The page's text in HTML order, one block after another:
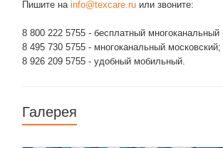
Пишите на info@texcare.ru или звоните:
8 800 222 5755 - бесплатный
8 495 730 5755 - многоканальный московский;
8 926 209 5755 - удобный мобильный.
Галерея